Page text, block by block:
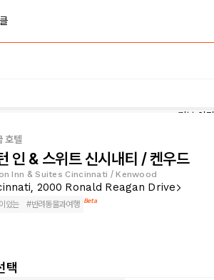
호텔
인 & 스위트 신시내티 / 켄우드
Inn & Suites Cincinnati / Kenwood
2000 Ronald Reagan Drive
있는 #반려동물과여행 Beta
택